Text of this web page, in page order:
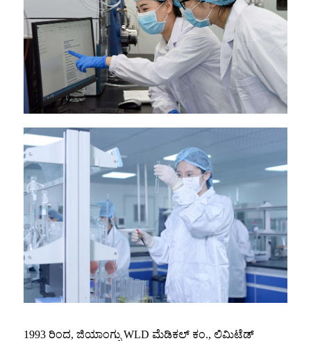
1993 ರಿಂದ, ಜಿಯಾಂಗ್ಸು WLD ಮೆಡಿಕಲ್ ಕಂ., ಲಿಮಿಟೆಡ್